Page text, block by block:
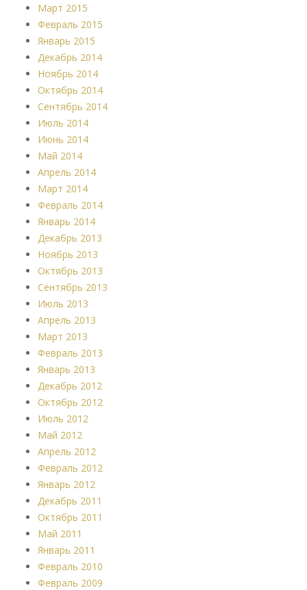
Март 2015
Февраль 2015
Январь 2015
Декабрь 2014
Ноябрь 2014
Октябрь 2014
Сентябрь 2014
Июль 2014
Июнь 2014
Май 2014
Апрель 2014
Март 2014
Февраль 2014
Январь 2014
Декабрь 2013
Ноябрь 2013
Октябрь 2013
Сентябрь 2013
Июль 2013
Апрель 2013
Март 2013
Февраль 2013
Январь 2013
Декабрь 2012
Октябрь 2012
Июль 2012
Май 2012
Апрель 2012
Февраль 2012
Январь 2012
Декабрь 2011
Октябрь 2011
Май 2011
Январь 2011
Февраль 2010
Февраль 2009